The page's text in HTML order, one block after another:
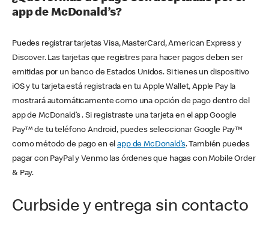
app de McDonald’s?
Puedes registrar tarjetas Visa, MasterCard, American Express y
Discover. Las tarjetas que registres para hacer pagos deben ser
emitidas por un banco de Estados Unidos. Si tienes un dispositivo
iOS y tu tarjeta está registrada en tu Apple Wallet, Apple Pay la
mostrará automáticamente como una opción de pago dentro del
app de McDonald’s . Si registraste una tarjeta en el app Google
Pay™ de tu teléfono Android, puedes seleccionar Google Pay™
como método de pago en elapp de McDonald’s. También puedes
pagar con PayPal y Venmo las órdenes que hagas con Mobile Order
& Pay.
Curbside y entrega sin contacto